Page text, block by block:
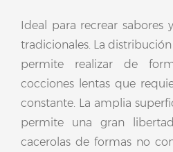
Ideal para recrear sabores
tradicionales. La
permite realizar de
cocciones lentas que
constante. La amplia
permite una gran
cacerolas de formas no